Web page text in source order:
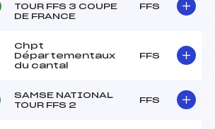
TOUR FFS 3 COUPE
DE FRANCE
FFS
Chpt
Départementaux
du cantal
FFS
SAMSE NATIONAL
TOUR FFS 2
FFS